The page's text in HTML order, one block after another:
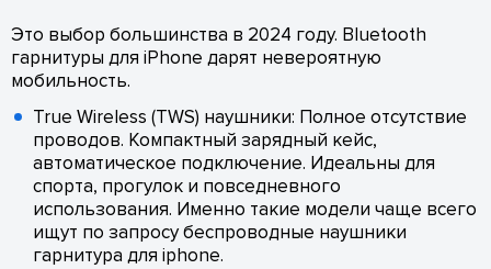
Это выбор большинства в 2024 году. Bluetooth
гарнитуры для iPhone дарят невероятную
мобильность.
True Wireless (TWS) наушники: Полное отсутствие
проводов. Компактный зарядный кейс,
автоматическое подключение. Идеальны для
спорта, прогулок и повседневного
использования. Именно такие модели чаще всего
ищут по запросу беспроводные наушники
гарнитура для iphone.